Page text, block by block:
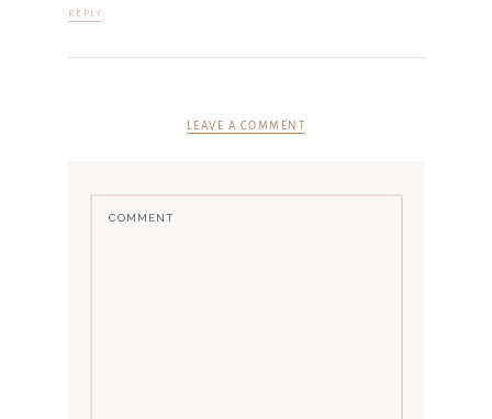
REPLY
LEAVE A COMMENT